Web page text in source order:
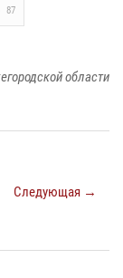
87
области
Следующая →